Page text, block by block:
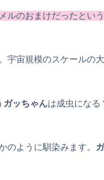
ルのおまけだったとい
宇宙規模のスケールの
ガッちゃんは成虫になる
ように馴染みます。